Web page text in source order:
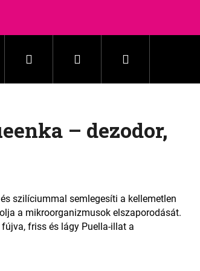
Mosás Háztartás
Keresés Bejelentkezés
Kosár
– dezodor,
szilíciummal semlegesíti a kellemetlen
a mikroorganizmusok elszaporodását.
friss és lágy Puella-illat a